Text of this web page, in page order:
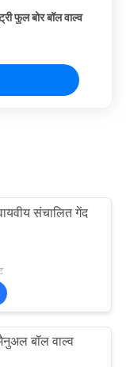
फुल बोर बॉल वाल्व
संचालित गेंद
बॉल वाल्व